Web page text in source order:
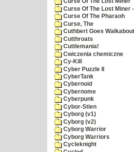
Curse Of The Lost Miner
Curse Of The Lost Miner
Curse Of The Pharaoh
Curse, The
Cuthbert Goes Walkabout
Cutthroats
Cuttlemania!
Cwiczenia chemiczne
Cy-Kill
Cyber Puzzle II
CyberTank
Cybernoid
Cybernome
Cyberpunk
Cybor-Stien
Cyborg (v1)
Cyborg (v2)
Cyborg Warrior
Cyborg Warriors
Cycleknight